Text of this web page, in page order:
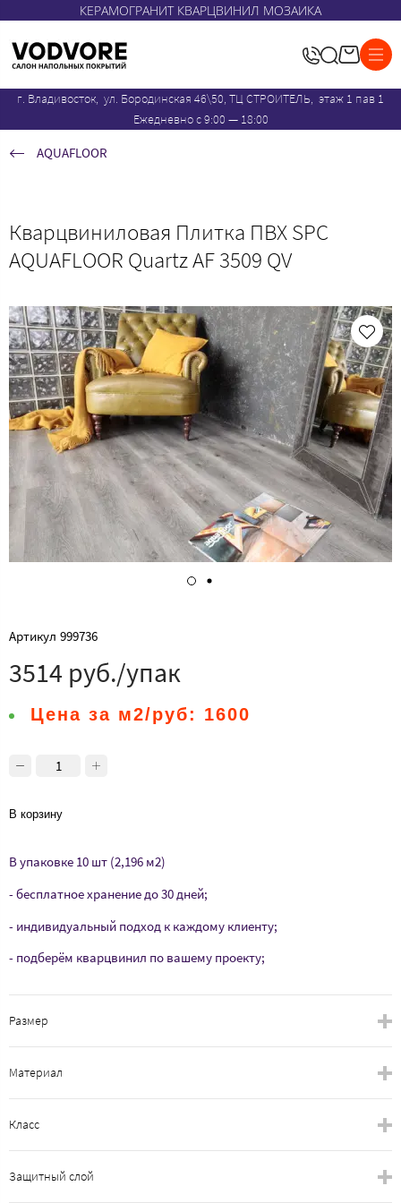
КЕРАМОГРАНИТ КВАРЦВИНИЛ МОЗАИКА
г. Владивосток, ул. Бородинская 46\50, ТЦ СТРОИТЕЛЬ, этаж 1 пав 1
Ежедневно с 9:00 — 18:00
AQUAFLOOR
Кварцвиниловая Плитка ПВХ SPC
AQUAFLOOR Quartz AF 3509 QV
Артикул 999736
3514 руб./упак
Цена за м2/руб: 1600
В корзину
В упаковке 10 шт (2,196 м2)
- бесплатное хранение до 30 дней;
- индивидуальный подход к каждому клиенту;
- подберём кварцвинил по вашему проекту;
Размер
Материал
Класс
Защитный слой